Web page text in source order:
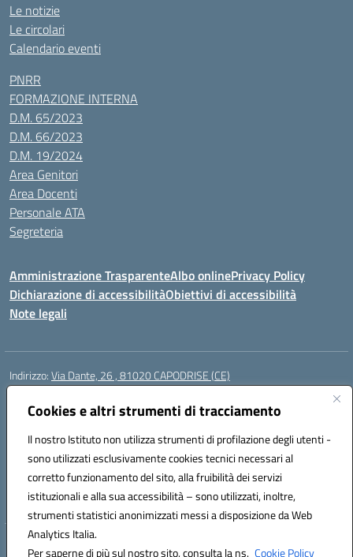
Cookies e altri strumenti di tracciamento
Il nostro Istituto non utilizza strumenti di profilazione degli utenti -
sono utilizzati esclusivamente cookies tecnici necessari al
corretto funzionamento del sito, alla fruibilità dei servizi
istituzionali e alla sua accessibilità – sono utilizzati, inoltre,
strumenti statistici anonimizzati messi a disposizione da Web
Analytics Italia.
Per saperne di più sul nostro sito, consulta la ns. Cookie Policy
Le notizie
Le circolari
Calendario eventi
PNRR
FORMAZIONE INTERNA
D.M. 65/2023
D.M. 66/2023
D.M. 19/2024
Area Genitori
Area Docenti
Personale ATA
Segreteria
Amministrazione TrasparenteAlbo onlinePrivacy Policy
Dichiarazione di accessibilitàObiettivi di accessibilità
Note legali
Indirizzo:Via Dante, 26 , 81020 CAPODRISE (CE)
Centralino:
Posta elettronica certificata (PEC):CEIC83000V@pec.istruzione.it
Codice fiscale: 80103200616
Codice meccanografico:CEIC83000V
Codice Indice delle Pubbliche Amministrazioni (IPA): istsc_ceic83000v
Codice unico di fatturazione (CUF): UFO76N
Hosting & Powered by 3D Solution S.r.l.